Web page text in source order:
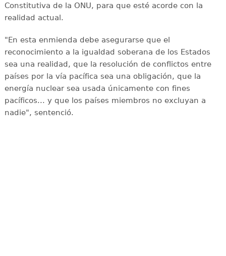
Constitutiva de la ONU, para que esté acorde con la
realidad actual.
"En esta enmienda debe asegurarse que el
reconocimiento a la igualdad soberana de los Estados
sea una realidad, que la resolución de conflictos entre
países por la vía pacífica sea una obligación, que la
energía nuclear sea usada únicamente con fines
pacíficos... y que los países miembros no excluyan a
nadie", sentenció.